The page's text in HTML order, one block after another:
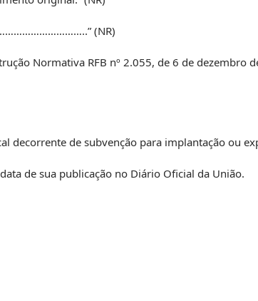
(NR)
Normativa RFB nº 2.055, de 6 de dezembro
decorrente de subvenção para implantação ou
de sua publicação no Diário Oficial da União.